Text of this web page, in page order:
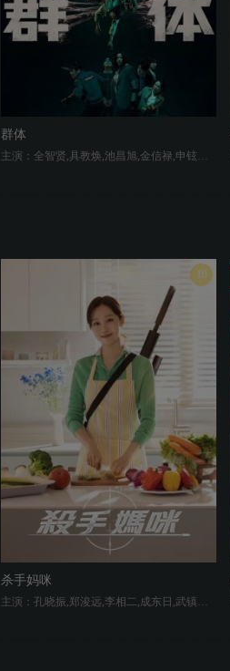
群体
10
杀手妈咪
主演：孔晓振,郑浚远,李相二,成东日,武镇圣,李恩泉,崔宇成